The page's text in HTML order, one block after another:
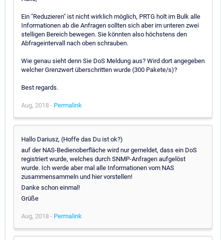
Ein "Reduzieren" ist nicht wirklich möglich, PRTG holt im Bulk alle
Informationen ab die Anfragen sollten sich aber im unteren zwei
stelligen Bereich bewegen. Sie könnten also höchstens den
Abfrageintervall nach oben schrauben.
Wie genau sieht denn Sie DoS Meldung aus? Wird dort angegeben
welcher Grenzwert überschritten wurde (300 Pakete/s)?
Best regards.
Aug, 2018 - Permalink
Hallo Dariusz, (Hoffe das Du ist ok?)
auf der NAS-Bedienoberfläche wird nur gemeldet, dass ein DoS
registriert wurde, welches durch SNMP-Anfragen aufgelöst
wurde. Ich werde aber mal alle Informationen vom NAS
zusammensammeln und hier vorstellen!
Danke schon einmal!
Grüße
Aug, 2018 - Permalink